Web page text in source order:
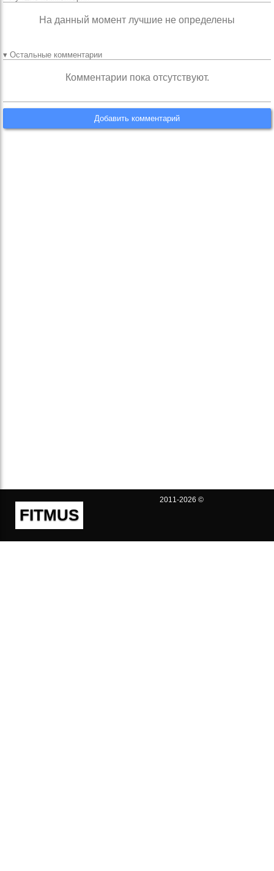
На данный момент лучшие не определены
▾ Остальные комментарии
Комментарии пока отсутствуют.
Добавить комментарий
FITMUS
2011-2026 ©